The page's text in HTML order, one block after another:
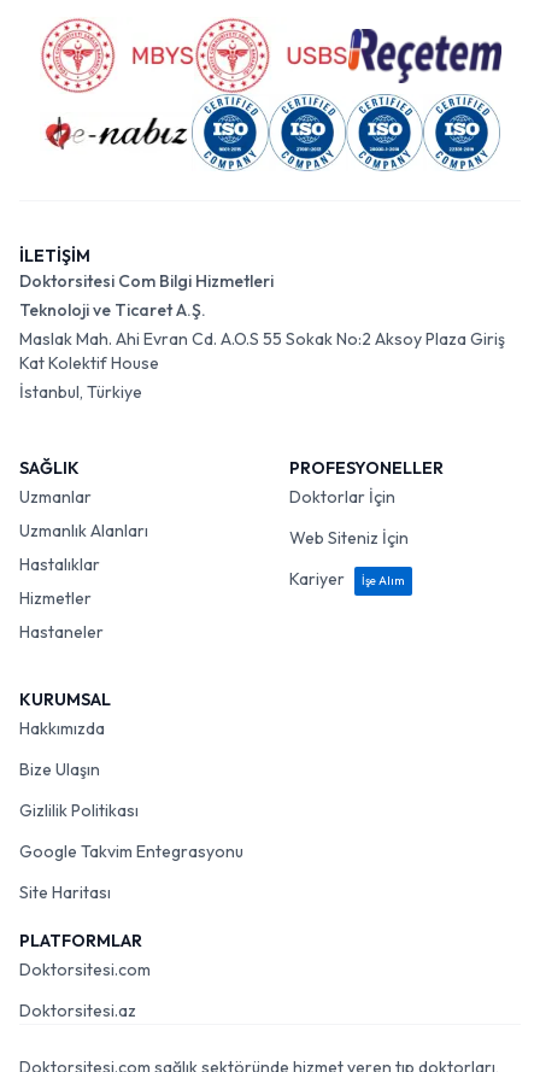
İLETİŞİM
Doktorsitesi Com Bilgi Hizmetleri
Teknoloji ve Ticaret A.Ş.
Maslak Mah. Ahi Evran Cd. A.O.S 55 Sokak No:2 Aksoy Plaza Giriş
Kat Kolektif House
İstanbul, Türkiye
SAĞLIK
Uzmanlar
Uzmanlık Alanları
Hastalıklar
Hizmetler
Hastaneler
PROFESYONELLER
Doktorlar İçin
Web Siteniz İçin
Kariyer
İşe Alım
KURUMSAL
Hakkımızda
Bize Ulaşın
Gizlilik Politikası
Google Takvim Entegrasyonu
Site Haritası
PLATFORMLAR
Doktorsitesi.com
Doktorsitesi.az
Doktorsitesi.com sağlık sektöründe hizmet veren tıp doktorları,